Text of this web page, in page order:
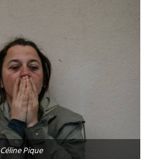
Céline Pique